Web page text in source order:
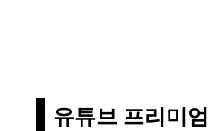
유튜브 프리미엄